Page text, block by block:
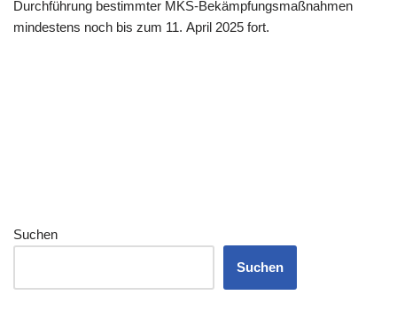
Durchführung bestimmter MKS-Bekämpfungsmaßnahmen
mindestens noch bis zum 11. April 2025 fort.
Suchen
Suchen